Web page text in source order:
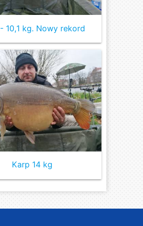
10,1 kg. Nowy rekord
Karp 14 kg